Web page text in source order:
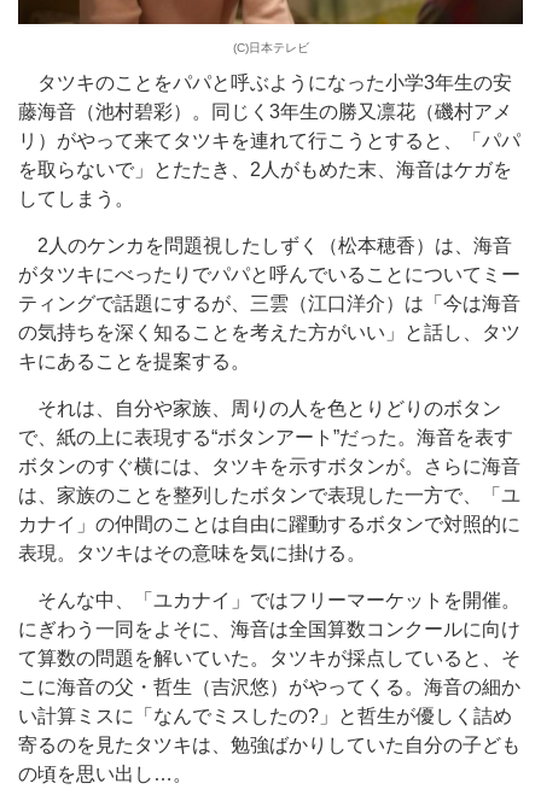
(C)日本テレビ
タツキのことをパパと呼ぶようになった小学3年生の安
藤海音（池村碧彩）。同じく3年生の勝又凛花（磯村アメ
リ）がやって来てタツキを連れて行こうとすると、「パパ
を取らないで」とたたき、2人がもめた末、海音はケガを
してしまう。
2人のケンカを問題視したしずく（松本穂香）は、海音
がタツキにべったりでパパと呼んでいることについてミー
ティングで話題にするが、三雲（江口洋介）は「今は海音
の気持ちを深く知ることを考えた方がいい」と話し、タツ
キにあることを提案する。
それは、自分や家族、周りの人を色とりどりのボタン
で、紙の上に表現する“ボタンアート”だった。海音を表す
ボタンのすぐ横には、タツキを示すボタンが。さらに海音
は、家族のことを整列したボタンで表現した一方で、「ユ
カナイ」の仲間のことは自由に躍動するボタンで対照的に
表現。タツキはその意味を気に掛ける。
そんな中、「ユカナイ」ではフリーマーケットを開催。
にぎわう一同をよそに、海音は全国算数コンクールに向け
て算数の問題を解いていた。タツキが採点していると、そ
こに海音の父・哲生（吉沢悠）がやってくる。海音の細か
い計算ミスに「なんでミスしたの?」と哲生が優しく詰め
寄るのを見たタツキは、勉強ばかりしていた自分の子ども
の頃を思い出し…。